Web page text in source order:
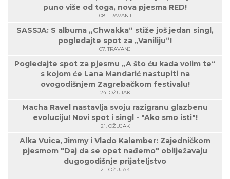
puno više od toga, nova pjesma RED!
08. TRAVANJ
SASSJA: S albuma „Chwakka“ stiže još jedan singl,
pogledajte spot za „Vaniliju“!
07. TRAVANJ
Pogledajte spot za pjesmu „A što ću kada volim te“
s kojom će Lana Mandarić nastupiti na
ovogodišnjem Zagrebačkom festivalu!
24. OŽUJAK
Macha Ravel nastavlja svoju razigranu glazbenu
evoluciju! Novi spot i singl - "Ako smo isti"!
21. OŽUJAK
Alka Vuica, Jimmy i Vlado Kalember: Zajedničkom
pjesmom "Daj da se opet nađemo" obilježavaju
dugogodišnje prijateljstvo
21. OŽUJAK